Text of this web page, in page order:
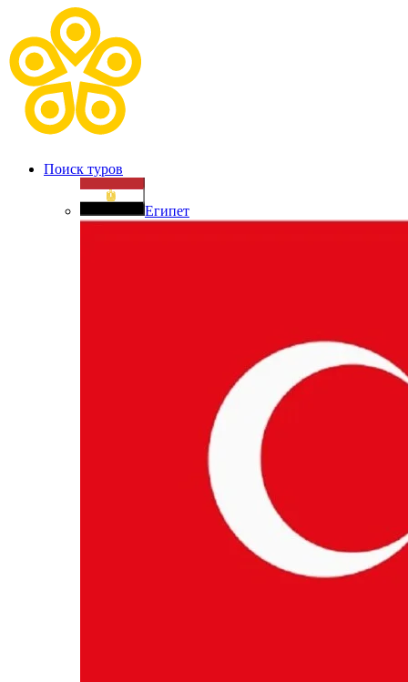
Поиск туров
Египет